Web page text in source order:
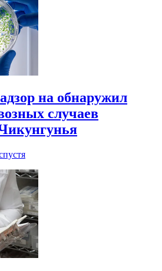
на обнаружил
случаев